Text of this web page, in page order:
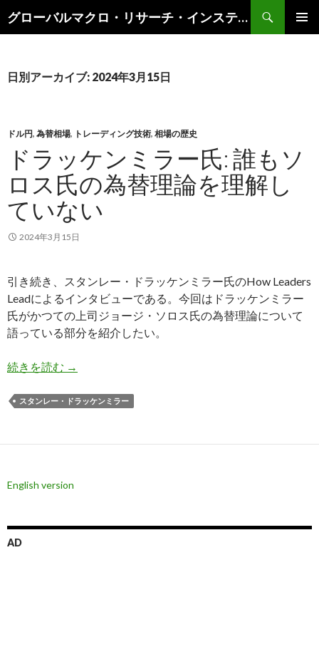
グローバルマクロ・リサーチ・インスティテュート
索
ン
キ
ッ
日別アーカイブ: 2024年3月15日
ドル円, 為替相場, トレーディング技術, 相場の歴史
ドラッケンミラー氏: 誰もソ
ロス氏の為替理論を理解し
ていない
2024年3月15日
引き続き、スタンレー・ドラッケンミラー氏のHow Leaders
Leadによるインタビューである。今回はドラッケンミラー
氏がかつての上司ジョージ・ソロス氏の為替理論について
語っている部分を紹介したい。
続きを読む ドラッケンミラー氏: 誰もソロス氏の為替理論を
→
スタンレー・ドラッケンミラー
English version
AD